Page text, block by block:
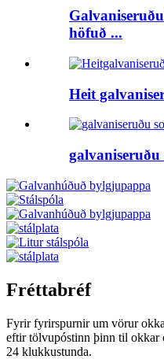
höfuð ...
Heit
Fréttabréf
Fyrir fyrirspurnir um vörur
eftir tölvupóstinn þinn til okkar
24 klukkustunda.